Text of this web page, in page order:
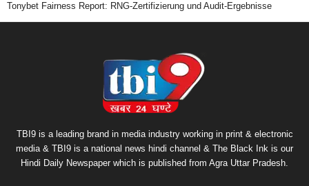
Tonybet Fairness Report: RNG-Zertifizierung und Audit-Ergebnisse
TBI9 is a leading brand in media industry working in print & electronic
media & TBI9 is a national news hindi channel & The Black Ink is our
Hindi Daily Newspaper which is published from Agra Uttar Pradesh.